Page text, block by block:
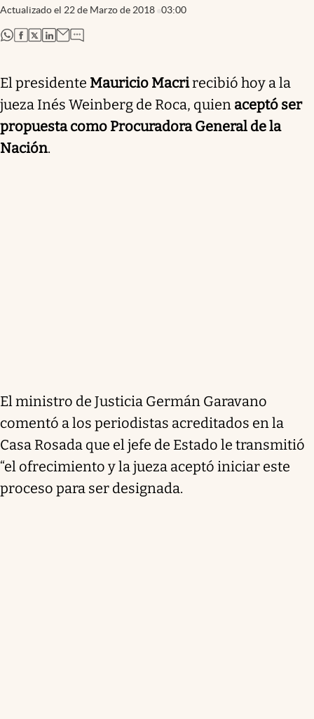
Actualizado el 22 de Marzo de 2018 03:00
abre en nueva pestaña
abre en nueva pestaña
abre en nueva pestaña
abre en nueva pestaña
El presidente Mauricio Macrirecibió hoy a la
jueza Inés Weinberg de Roca, quien aceptó ser
propuesta como Procuradora General de la
Nación.
El ministro de Justicia Germán Garavano
comentó a los periodistas acreditados en la
Casa Rosada que el jefe de Estado le transmitió
“el ofrecimiento y la jueza aceptó iniciar este
proceso para ser designada.